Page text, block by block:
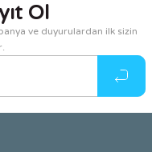
Ol
ve duyurulardan ilk sizin